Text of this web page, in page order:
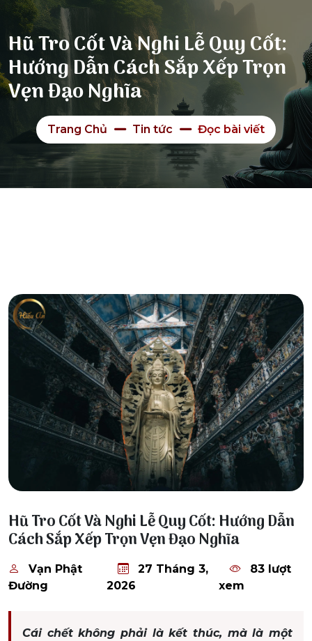
Hũ Tro Cốt Và Nghi Lễ Quy Cốt:
Hướng Dẫn Cách Sắp Xếp Trọn
Vẹn Đạo Nghĩa
Trang Chủ Tin tức Đọc bài viết
Hũ Tro Cốt Và Nghi Lễ Quy Cốt: Hướng Dẫn
Cách Sắp Xếp Trọn Vẹn Đạo Nghĩa
Vạn Phật
Đường
27 Tháng 3,
2026
83 lượt
xem
Cái chết không phải là kết thúc, mà là một